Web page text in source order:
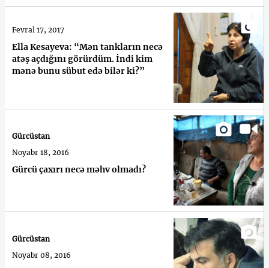
Ella Kesayeva: “Mən tankların necə
atəş açdığını görürdüm. İndi kim
mənə bunu sübut edə bilər ki?”
Fevral 17, 2017
Gürcü çaxırı necə məhv olmadı?
Gürcüstan
Noyabr 18, 2016
Gürcüstan
Noyabr 08, 2016